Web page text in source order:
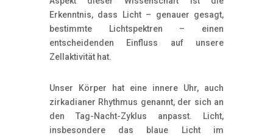
Erkenntnis, dass Licht – genauer gesagt,
bestimmte Lichtspektren – einen
entscheidenden Einfluss auf unsere
Zellaktivität hat.
Unser Körper hat eine innere Uhr, auch
zirkadianer Rhythmus genannt, der sich an
den Tag-Nacht-Zyklus anpasst. Licht,
insbesondere das blaue Licht im